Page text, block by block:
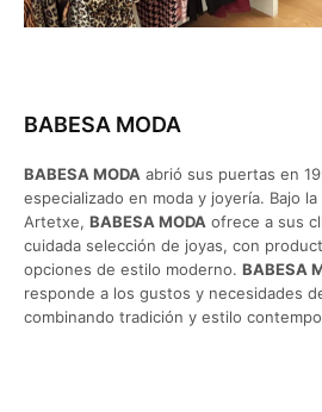
BABESA MODA
BABESA MODA abrió sus puertas en
especializado en moda y joyería. Bajo
Artetxe, BABESA MODA ofrece a sus
cuidada selección de joyas, con
opciones de estilo moderno. BABESA
responde a los gustos y necesidades
combinando tradición y estilo